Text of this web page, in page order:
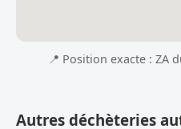
📍 Position exacte : ZA
Autres déchèteries